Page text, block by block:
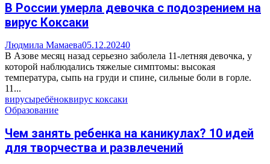
В России умерла девочка с подозрением на
вирус Коксаки
Людмила Мамаева05.12.20240
В Азове месяц назад серьезно заболела 11-летняя девочка, у
которой наблюдались тяжелые симптомы: высокая
температура, сыпь на груди и спине, сильные боли в горле.
11...
вирусыребёноквирус коксаки
Образование
Чем занять ребенка на каникулах? 10 идей
для творчества и развлечений